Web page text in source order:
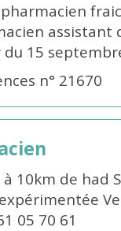
pharmacien
assistant
15
n° 21670
10km de had
05 70 61